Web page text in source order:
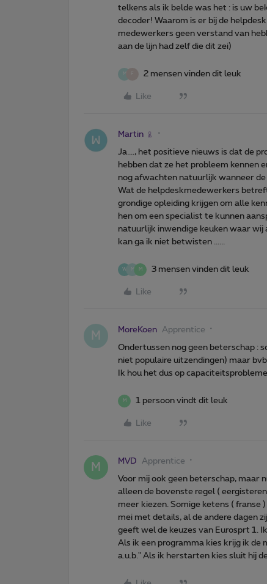
telkens als ik belde was het : is uw
decoder! Waarom is er bij de
medewerkers geen verstand van
aan de lijn had zelf die dit zei)
M 2 mensen vinden dit leuk
Like
Martin
Ja...., het positieve nieuws is dat de
hebben dat ze het probleem kennen
nog afwachten natuurlijk wanneer de
Wat de helpdeskmedewerkers
grondige opleiding krijgen om alle
hen om een specialist te kunnen
natuurlijk inwendige keuken waar
kan ga ik niet betwisten ......
W M M 3 mensen vinden dit leuk
Like
M MoreKoen Apprentice
Ondertussen nog geen beterschap :
niet populaire uitzendingen) maar
Ik hou het dus op
M 1 persoon vindt dit leuk
Like
M MVD Apprentice
Voor mij ook geen beterschap, maar
alleen de bovenste regel (
meer kiezen. Somige ketens (
mei met details, al de andere dagen
geeft wel de keuzes van Eurosprt 1.
Als ik een programma kies krijg ik de
a.u.b." Als ik herstarten kies sluit hij